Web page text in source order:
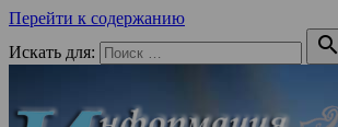
Перейти к содержанию
Искать для:
